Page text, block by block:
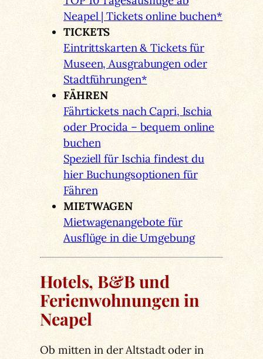
Neapel | Tickets online buchen*
TICKETS
Eintrittskarten & Tickets für
Museen, Ausgrabungen oder
Stadtführungen*
FÄHREN
Fährtickets nach Capri, Ischia
oder Procida – bequem online
buchen
Speziell für Ischia findest du
hier Buchungsoptionen für
Fähren
MIETWAGEN
Mietwagenangebote für
Ausflüge in die Umgebung
Hotels, B&B und
Ferienwohnungen in
Neapel
Ob mitten in der Altstadt oder in